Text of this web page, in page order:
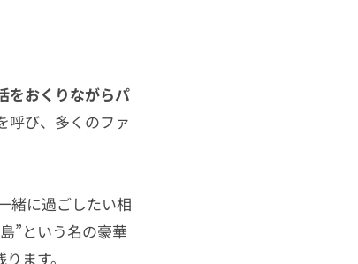
をおくりながらパ
呼び、多くのファ
緒に過ごしたい相
”という名の豪華
ます。